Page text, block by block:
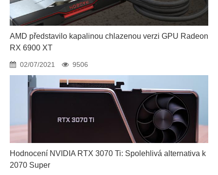
AMD představilo kapalinou chlazenou verzi GPU Radeon
RX 6900 XT
02/07/2021 9506
Hodnocení NVIDIA RTX 3070 Ti: Spolehlivá alternativa k
2070 Super